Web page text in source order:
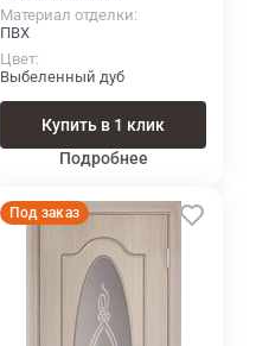
Материал отделки
ПВХ
Цвет
Выбеленный дуб
Купить в 1 клик
Подробнее
Под заказ